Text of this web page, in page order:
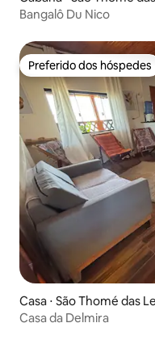
Bangalô Du Nico
Preferido dos hóspedes
Preferido dos hóspedes
Casa ⋅ São Thomé das
Casa da Delmira